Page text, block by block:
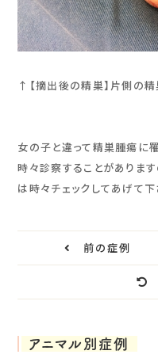
↑【摘出後の精巣】片側の
女の子と違って精巣腫瘍に
時々診察することがありま
は時々チェックしてあげて下
前の症例
アニマル別症例